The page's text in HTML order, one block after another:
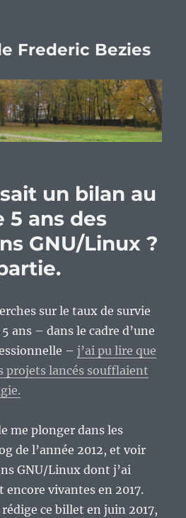
Frederic Bezies
un bilan au
5 ans des
GNU/Linux ?
sur le taux de survie
ans – dans le cadre d’une
–j’ai pu lire que
projets lancés soufflaient
me plonger dans les
de l’année 2012, et voir
GNU/Linux dont j’ai
encore vivantes en 2017.
ce billet en juin 2017,